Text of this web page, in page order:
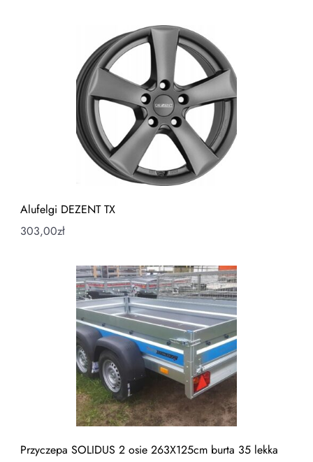
Alufelgi DEZENT TX
303,00zł
Przyczepa SOLIDUS 2 osie 263X125cm burta 35 lekka